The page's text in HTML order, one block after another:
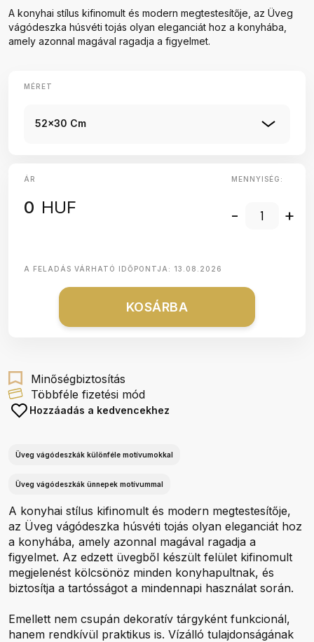
A konyhai stílus kifinomult és modern megtestesítője, az Üveg
vágódeszka húsvéti tojás olyan eleganciát hoz a konyhába,
amely azonnal magával ragadja a figyelmet.
MÉRET
52x30 Cm
ÁR
0 HUF
MENNYISÉG:
- +
A FELADÁS VÁRHATÓ IDŐPONTJA: 13.08.2026
KOSÁRBA
Minőségbiztosítás
Többféle fizetési mód
Hozzáadás a kedvencekhez
Üveg vágódeszkák különféle motívumokkal
Üveg vágódeszkák ünnepek motívummal
A konyhai stílus kifinomult és modern megtestesítője,
az Üveg vágódeszka húsvéti tojás olyan eleganciát hoz
a konyhába, amely azonnal magával ragadja a
figyelmet. Az edzett üvegből készült felület kifinomult
megjelenést kölcsönöz minden konyhapultnak, és
biztosítja a tartósságot a mindennapi használat során.
Emellett nem csupán dekoratív tárgyként funkcionál,
hanem rendkívül praktikus is. Vízálló tulajdonságának